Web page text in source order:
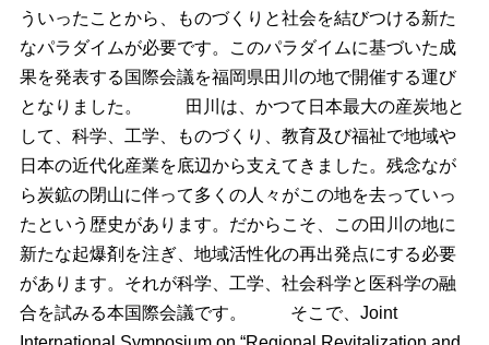
ういったことから、ものづくりと社会を結びつける新た
なパラダイムが必要です。このパラダイムに基づいた成
果を発表する国際会議を福岡県田川の地で開催する運び
となりました。
田川は、かつて日本最大の産炭地と
して、科学、工学、ものづくり、教育及び福祉で地域や
日本の近代化産業を底辺から支えてきました。残念なが
ら炭鉱の閉山に伴って多くの人々がこの地を去っていっ
たという歴史があります。だからこそ、この田川の地に
新たな起爆剤を注ぎ、地域活性化の再出発点にする必要
があります。それが科学、工学、社会科学と医科学の融
合を試みる本国際会議です。
そこで、Joint